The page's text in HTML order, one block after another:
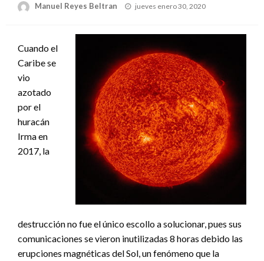
Manuel Reyes Beltran
Publicado
jueves enero 30, 2020
Cuando el
Caribe se
vio
azotado
por el
huracán
Irma en
2017, la
destrucción no fue el único escollo a solucionar, pues sus
comunicaciones se vieron inutilizadas 8 horas debido las
erupciones magnéticas del Sol, un fenómeno que la